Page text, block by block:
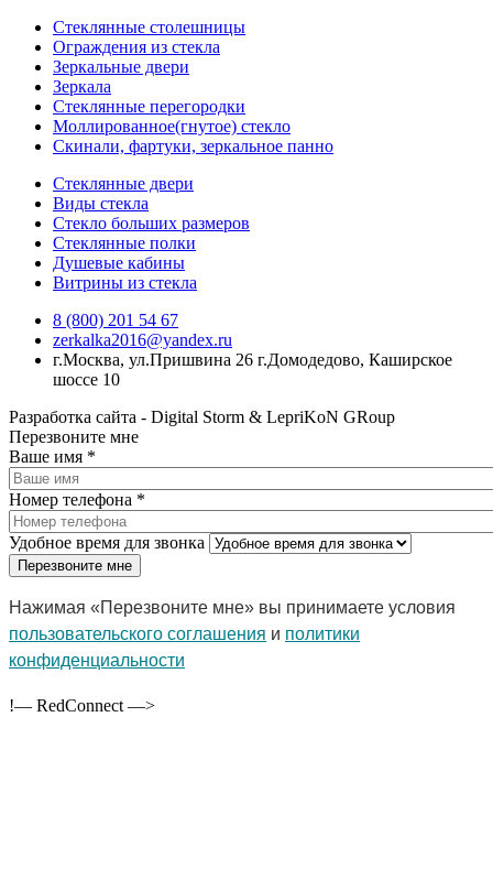
Стеклянные столешницы
Ограждения из стекла
Зеркальные двери
Зеркала
Стеклянные перегородки
Моллированное(гнутое) стекло
Скинали, фартуки, зеркальное панно
Стеклянные двери
Виды стекла
Стекло больших размеров
Стеклянные полки
Душевые кабины
Витрины из стекла
8 (800) 201 54 67
zerkalka2016@yandex.ru
г.Москва, ул.Пришвина 26 г.Домодедово, Каширское
шоссе 10
Разработка сайта - Digital Storm & LepriKoN GRoup
Перезвоните мне
Ваше имя *
Номер телефона *
Удобное время для звонка
Нажимая «Перезвоните мне» вы принимаете условия
пользовательского соглашения и политики
конфиденциальности
!— RedConnect —>